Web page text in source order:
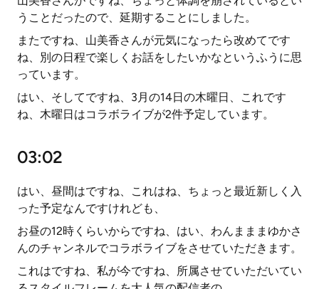
うことだったので、延期することにしました。
またですね、山美香さんが元気になったら改めてです
ね、別の日程で楽しくお話をしたいかなというふうに思
っています。
はい、そしてですね、3月の14日の木曜日、これです
ね、木曜日はコラボライブが2件予定しています。
03:02
はい、昼間はですね、これはね、ちょっと最近新しく入
った予定なんですけれども、
お昼の12時くらいからですね、はい、わんまままゆかさ
んのチャンネルでコラボライブをさせていただきます。
これはですね、私が今ですね、所属させていただいてい